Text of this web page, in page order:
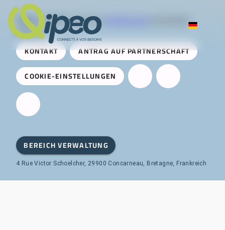
Qipeo © 2025 -Eine von
entwickelte
Lösung
KONTAKT
ANTRAG AUF PARTNERSCHAFT
COOKIE-EINSTELLUNGEN
BEREICH VERWALTUNG
4 Rue Victor Schoelcher, 29900 Concarneau, Bretagne, Frankreich